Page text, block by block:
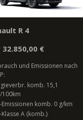
R 4
32.850,00 €
und Emissionen nach
komb. 15,1
100km
-Emissionen komb. 0 g/km
-Klasse A (komb.)